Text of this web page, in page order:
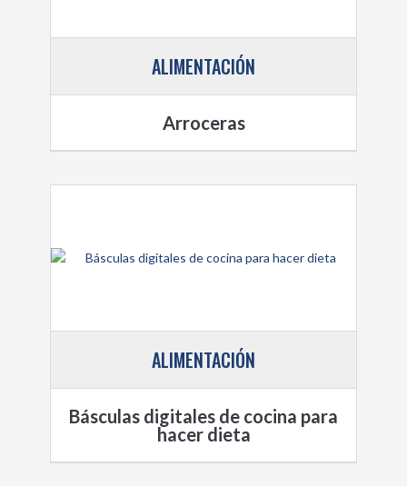
ALIMENTACIÓN
Arroceras
ALIMENTACIÓN
Básculas digitales de cocina para
hacer dieta